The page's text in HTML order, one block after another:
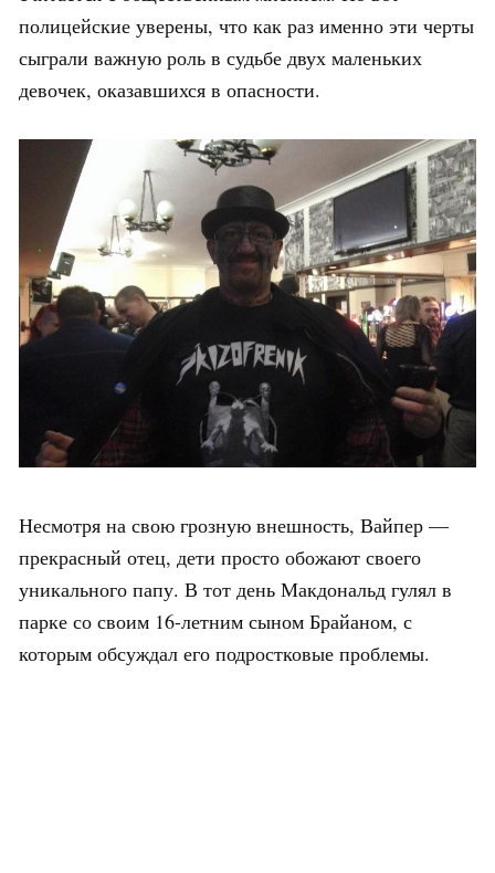
полицейские уверены, что как раз именно эти черты
сыграли важную роль в судьбе двух маленьких
девочек, оказавшихся в опасности.
Несмотря на свою грозную внешность, Вайпер —
прекрасный отец, дети просто обожают своего
уникального папу. В тот день Макдональд гулял в
парке со своим 16-летним сыном Брайаном, с
которым обсуждал его подростковые проблемы.